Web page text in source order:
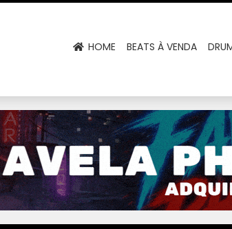
HOME BEATS À VENDA